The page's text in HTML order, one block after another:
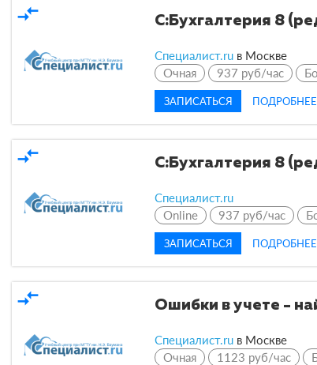
compare_arrows С:Бухгалтерия 8
Специалист.ru в Москве
Очная
937 руб/час
ЗАПИСАТЬСЯ ПОДРОБНЕЕ
compare_arrows С:Бухгалтерия 8
Специалист.ru
Online
937 руб/час
ЗАПИСАТЬСЯ ПОДРОБНЕЕ
compare_arrows Ошибки в учете -
Специалист.ru в Москве
Очная
1123 руб/час